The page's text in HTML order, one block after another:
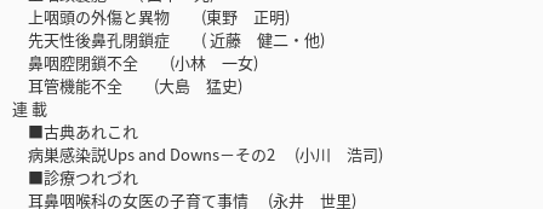
上咽頭の外傷と異物 (東野 正明)
先天性後鼻孔閉鎖症 ( 近藤 健二・他)
鼻咽腔閉鎖不全 (小林 一女)
耳管機能不全 (大島 猛史)
連 載
■古典あれこれ
病巣感染説Ups and Downs－その2 (小川 浩司)
■診療つれづれ
耳鼻咽喉科の女医の子育て事情 (永井 世里)